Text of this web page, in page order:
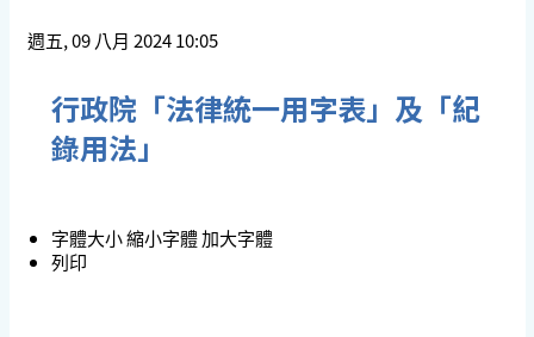
週五, 09 八月 2024 10:05
行政院「法律統一用字表」及「紀
錄用法」
字體大小縮小字體加大字體
列印